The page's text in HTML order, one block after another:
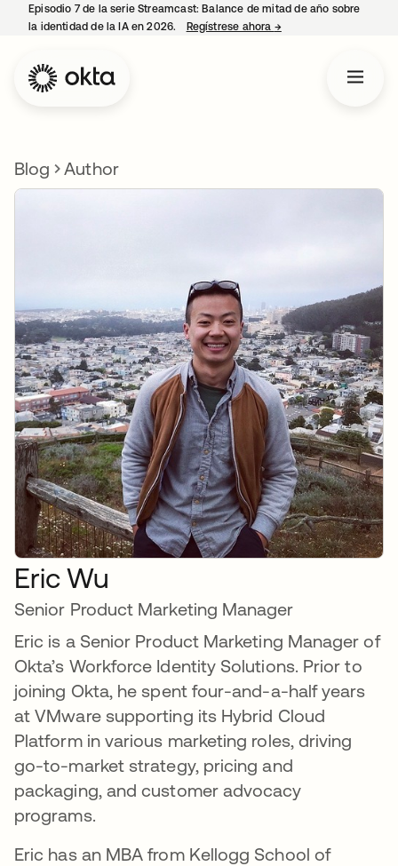
Episodio 7 de la serie Streamcast: Balance de mitad de año sobre
la identidad de la IA en 2026.
Regístrese ahora →se abre en una
Blog Author
Eric Wu
Senior Product Marketing Manager
Eric is a Senior Product Marketing Manager of
Okta’s Workforce Identity Solutions. Prior to
joining Okta, he spent four-and-a-half years
at VMware supporting its Hybrid Cloud
Platform in various marketing roles, driving
go-to-market strategy, pricing and
packaging, and customer advocacy
programs.
Eric has an MBA from Kellogg School of